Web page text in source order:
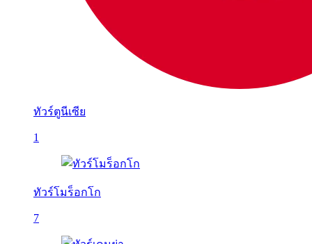
ทัวร์ตูนีเซีย
1
ทัวร์โมร็อกโก
7